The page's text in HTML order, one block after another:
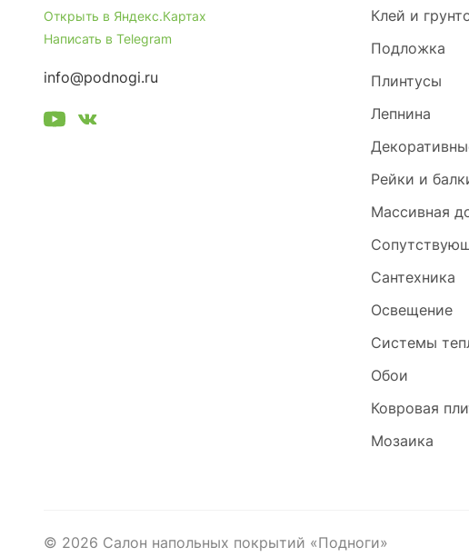
Клей и
Подложка
Плинтусы
Лепнина
Рейки и
Массивная
Сантехника
Освещение
Системы
Обои
Ковровая
Мозаика
Открыть в Яндекс.Картах
Написать в Telegram
info@podnogi.ru
© 2026 Салон напольных покрытий «Подноги»